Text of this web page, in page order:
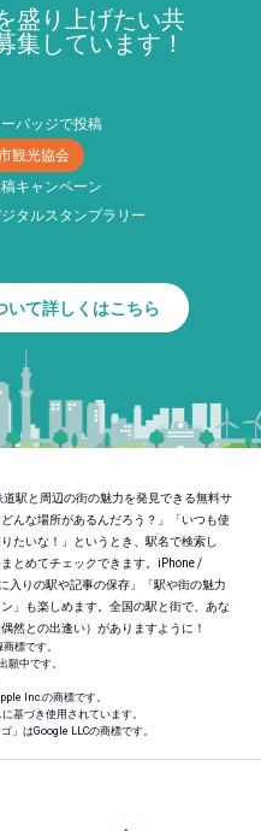
盛り上げたい共
集しています！
バッジで投稿
観光協会
キャンペーン
タルスタンプラリー
いて詳しくはこちら
駅と周辺の街の魅力を発見できる無料サ
んな場所があるんだろう？」「いつも使
たいな！」というとき、駅名で検索し
とめてチェックできます。iPhone /
入りの駅や記事の保存」「駅や街の魅力
」も楽しめます。全国の駅と街で、あな
然との出逢い）がありますように！
標です。
願中です。
Inc.の商標です。
基づき使用されています。
」はGoogle LLCの商標です。